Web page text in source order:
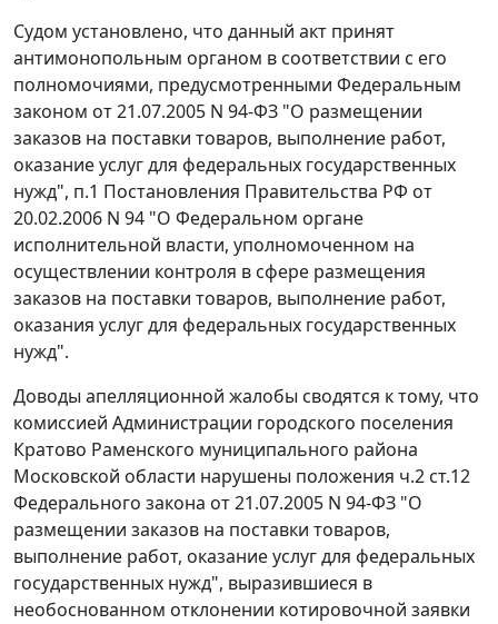
Судом установлено, что данный акт принят
антимонопольным органом в соответствии с его
полномочиями, предусмотренными Федеральным
законом от 21.07.2005 N 94-ФЗ "О размещении
заказов на поставки товаров, выполнение работ,
оказание услуг для федеральных государственных
нужд", п.1 Постановления Правительства РФ от
20.02.2006 N 94 "О Федеральном органе
исполнительной власти, уполномоченном на
осуществлении контроля в сфере размещения
заказов на поставки товаров, выполнение работ,
оказания услуг для федеральных государственных
нужд".
Доводы апелляционной жалобы сводятся к тому, что
комиссией Администрации городского поселения
Кратово Раменского муниципального района
Московской области нарушены положения ч.2 ст.12
Федерального закона от 21.07.2005 N 94-ФЗ "О
размещении заказов на поставки товаров,
выполнение работ, оказание услуг для федеральных
государственных нужд", выразившиеся в
необоснованном отклонении котировочной заявки